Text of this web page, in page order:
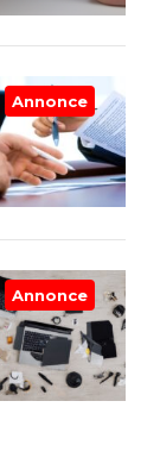
Annonce
Annonce